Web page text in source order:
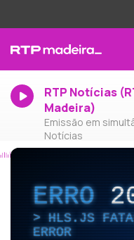
RTP Notícias
Madeira)
Emissão em
Notícias
ERRO
HLS.JS
ERROR